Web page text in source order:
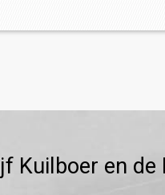
Kuilboer en de